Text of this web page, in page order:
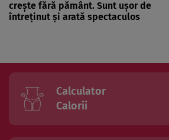
crește fără pământ. Sunt ușor de
întreținut și arată spectaculos
Calculator
Calorii